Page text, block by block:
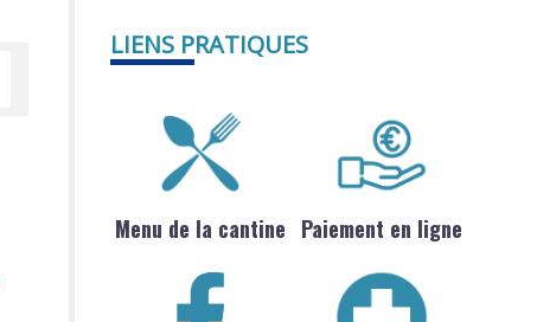
LIENS PRATIQUES
Menu de la cantine Paiement en ligne